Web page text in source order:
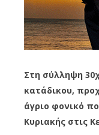
Στη σύλληψη
κατάδικου,
άγριο φονικό
Κυριακής στις